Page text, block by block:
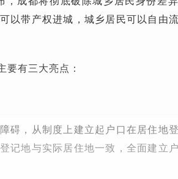
以带产权进城，城乡居民可以自由
有三大亮点：
碍，从制度上建立起户口在居住地
记地与实际居住地一致，全面建立